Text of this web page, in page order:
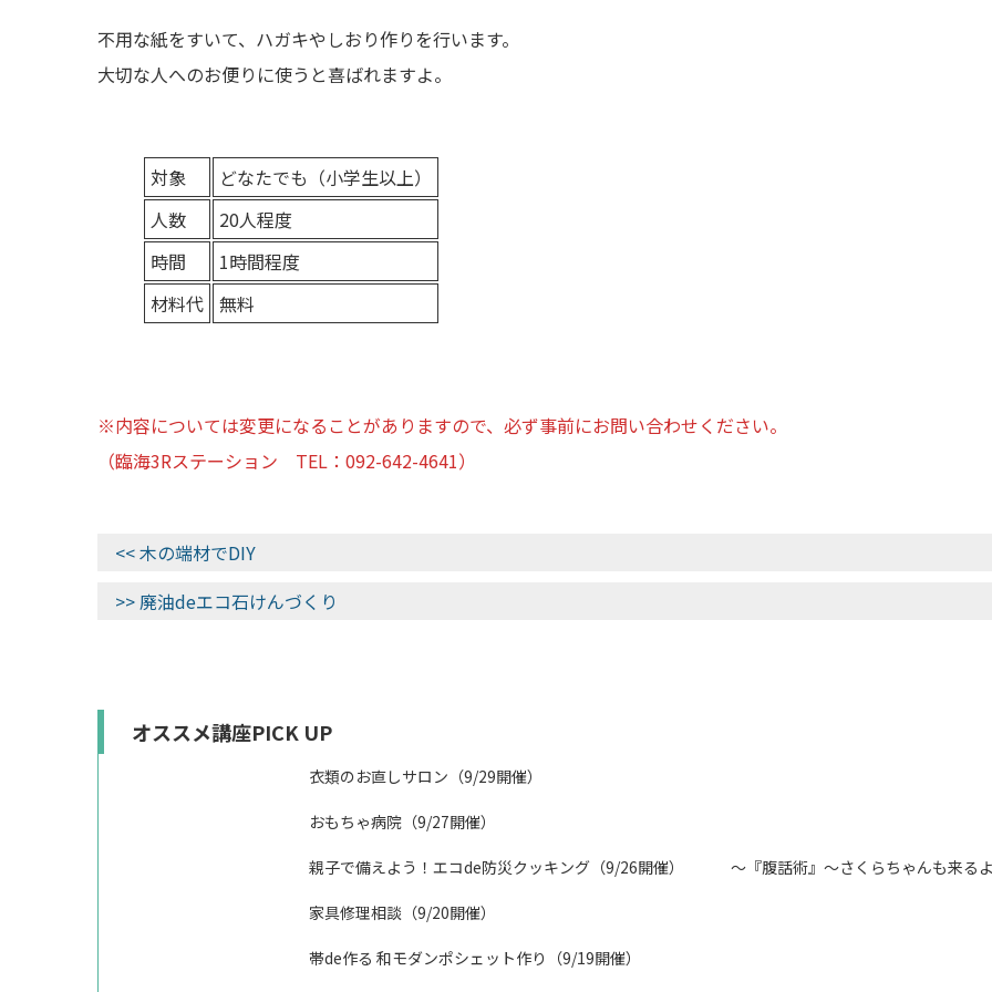
不用な紙をすいて、ハガキやしおり作りを行います。
大切な人へのお便りに使うと喜ばれますよ。
対象
どなたでも（小学生以上）
人数
20人程度
時間
1時間程度
材料代 無料
※内容については変更になることがありますので、必ず事前にお問い合わせください。
（臨海3Rステーション TEL：092-642-4641）
<< 木の端材でDIY
>> 廃油deエコ石けんづくり
オススメ講座PICK UP
衣類のお直しサロン（9/29開催）
おもちゃ病院（9/27開催）
親子で備えよう！エコde防災クッキング（9/26開催） ～『腹話術』～さくらちゃんも来る
家具修理相談（9/20開催）
帯de作る 和モダンポシェット作り（9/19開催）